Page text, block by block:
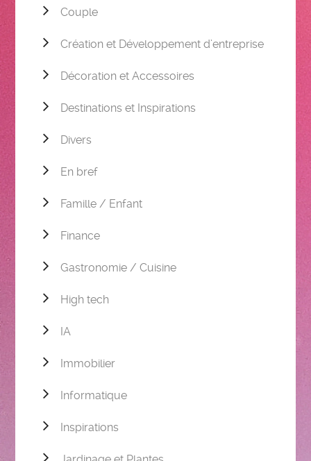
Couple
Création et Développement d’entreprise
Décoration et Accessoires
Destinations et Inspirations
Divers
En bref
Famille / Enfant
Finance
Gastronomie / Cuisine
High tech
IA
Immobilier
Informatique
Inspirations